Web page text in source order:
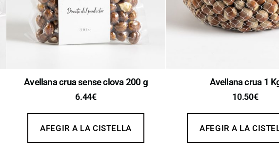
Avellana crua sense clova 200 g
6.44€
AFEGIR A LA CISTELLA
Avellana crua 1
10.50€
AFEGIR A LA